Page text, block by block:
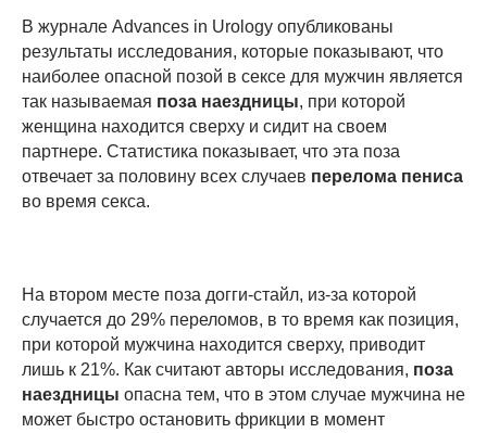
В журнале Advances in Urology опубликованы
результаты исследования, которые показывают, что
наиболее опасной позой в сексе для мужчин является
так называемая поза наездницы, при которой
женщина находится сверху и сидит на своем
партнере. Статистика показывает, что эта поза
отвечает за половину всех случаев перелома пениса
во время секса.
На втором месте поза догги-стайл, из-за которой
случается до 29% переломов, в то время как позиция,
при которой мужчина находится сверху, приводит
лишь к 21%. Как считают авторы исследования, поза
наездницы опасна тем, что в этом случае мужчина не
может быстро остановить фрикции в момент